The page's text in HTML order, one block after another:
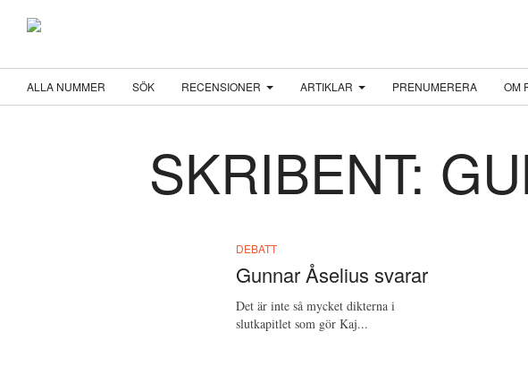
ALLA NUMMER SÖK RECENSIONER ARTIKLAR PRENUMERERA OM
SKRIBENT:
DEBATT
Gunnar Åselius svarar
Det är inte så mycket dikterna i
slutkapitlet som gör Kaj...